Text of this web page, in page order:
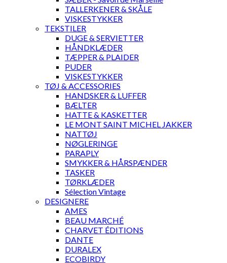
TALLERKENER & SKÅLE
VISKESTYKKER
TEKSTILER
DUGE & SERVIETTER
HÅNDKLÆDER
TÆPPER & PLAIDER
PUDER
VISKESTYKKER
TØJ & ACCESSORIES
HANDSKER & LUFFER
BÆLTER
HATTE & KASKETTER
LE MONT SAINT MICHEL JAKKER
NATTØJ
NØGLERINGE
PARAPLY
SMYKKER & HÅRSPÆNDER
TASKER
TØRKLÆDER
Sélection Vintage
DESIGNERE
AMES
BEAU MARCHÉ
CHARVET ÉDITIONS
DANTE
DURALEX
ECOBIRDY